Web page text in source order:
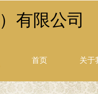
有限公司
首页 关于